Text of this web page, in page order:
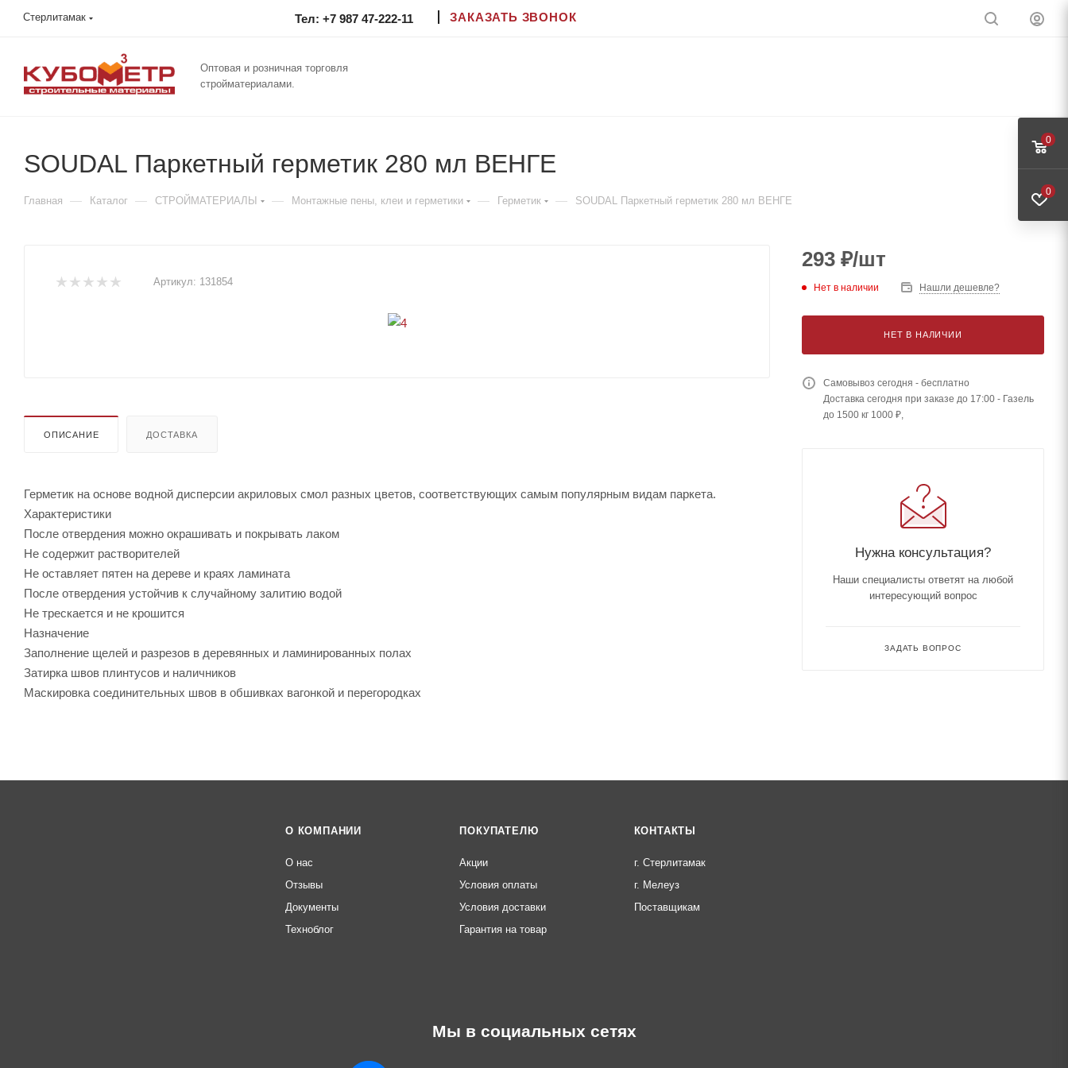
Стерлитамак Тел: +7 987 47-222-11 ЗАКАЗАТЬ ЗВОНОК
Оптовая и розничная торговля
стройматериалами.
SOUDAL Паркетный герметик 280 мл ВЕНГЕ
Главная — Каталог — СТРОЙМАТЕРИАЛЫ — Монтажные пены, клеи и герметики — Герметик — SOUDAL Паркетный герметик 280 мл ВЕНГЕ
Артикул: 131854
ОПИСАНИЕ ДОСТАВКА
Герметик на основе водной дисперсии акриловых смол разных цветов, соответствующих самым популярным видам паркета.
Характеристики
После отвердения можно окрашивать и покрывать лаком
Не содержит растворителей
Не оставляет пятен на дереве и краях ламината
После отвердения устойчив к случайному залитию водой
Не трескается и не крошится
Назначение
Заполнение щелей и разрезов в деревянных и ламинированных полах
Затирка швов плинтусов и наличников
Маскировка соединительных швов в обшивках вагонкой и перегородках
293 ₽/шт
Нет в наличии Нашли дешевле?
НЕТ В НАЛИЧИИ
Самовывоз сегодня - бесплатно
Доставка сегодня при заказе до 17:00 - Газель
до 1500 кг 1000 ₽,
Нужна консультация?
Наши специалисты ответят на любой
интересующий вопрос
ЗАДАТЬ ВОПРОС
О КОМПАНИИ
О нас
Отзывы
Документы
Техноблог
ПОКУПАТЕЛЮ
Акции
Условия оплаты
Условия доставки
Гарантия на товар
КОНТАКТЫ
г. Стерлитамак
г. Мелеуз
Поставщикам
Мы в социальных сетях
0
0